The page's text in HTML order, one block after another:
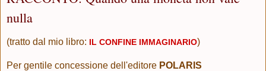
nulla
(tratto dal mio libro: IL CONFINE IMMAGINARIO)
Per gentile concessione dell'editore POLARIS